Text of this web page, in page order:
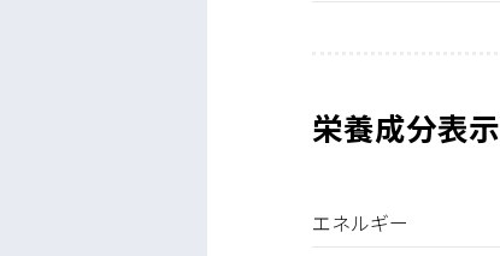
栄養成分表示
エネルギー